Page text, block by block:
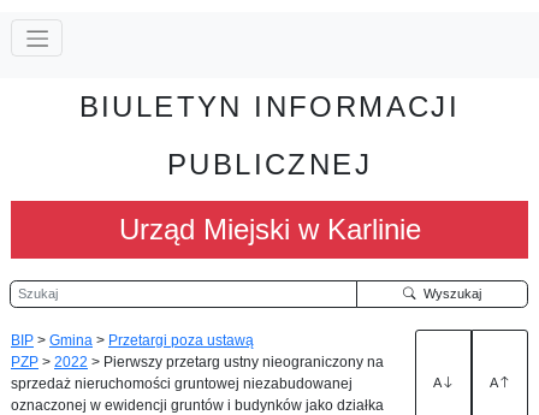
BIULETYN INFORMACJI
PUBLICZNEJ
Urząd Miejski w Karlinie
Szukaj Wyszukaj
BIP > Gmina > Przetargi poza ustawą
PZP > 2022 > Pierwszy przetarg ustny nieograniczony na
sprzedaż nieruchomości gruntowej niezabudowanej
oznaczonej w ewidencji gruntów i budynków jako działka
A A